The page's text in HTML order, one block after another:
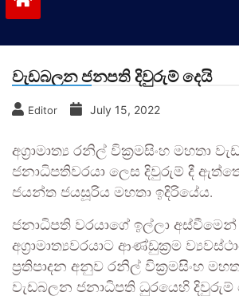
වැඩබලන ජනපති දිවුරුම් දෙයි
Editor July 15, 2022
අග්‍රාමාත්‍ය රනිල් වික්‍රමසිංහ මහතා
ජනාධිපතිවරයා ලෙස දිවුරුම් දී
ජයන්ත ජයසූරිය මහතා ඉදිරියේය.
ජනාධිපති වරයාගේ ඉල්ලා
අග්‍රාමාත්‍යවරයාට ආණ්ඩුක්‍රම
ප්‍රතිපාදන අනුව රනිල් වික්‍රමසිංහ
වැඩබලන ජනාධිපති ධුරයෙහි දිවුරුම්